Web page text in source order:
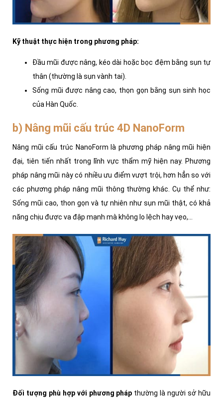
Kỹ thuật thực hiện trong phương pháp:
Đầu mũi được nâng, kéo dài hoặc bọc đệm bằng sụn tự
thân (thường là sụn vành tai).
Sống mũi được nâng cao, thọn gọn bằng sụn sinh học
của Hàn Quốc.
b) Nâng mũi cấu trúc 4D NanoForm
Nâng mũi cấu trúc NanoForm là phương pháp nâng mũi hiện
đại, tiên tiến nhất trong lĩnh vực thẩm mỹ hiện nay. Phương
pháp nâng mũi này có nhiều ưu điểm vượt trội, hơn hẳn so với
các phương pháp nâng mũi thông thường khác.Cụ thể như:
Sống mũi cao, thon gọn và tự nhiên như sụn mũi thật, có khả
năng chịu được va đập mạnh mà không lo lệch hay vẹo,...
Đối tượng phù hợp với phương pháp thường là người sở hữu